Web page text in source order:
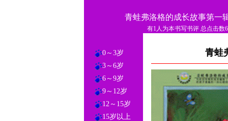
青蛙弗洛格的成长故事第一
有1人为本书写书评 总点击数
0～3岁
3～6岁
6～9岁
9～12岁
12～15岁
15岁以上
青蛙